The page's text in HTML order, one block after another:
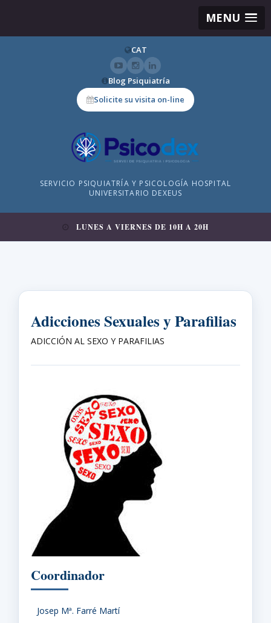
MENU
CAT
Blog Psiquiatría
Solicite su visita on-line
SERVICIO PSIQUIATRÍA Y PSICOLOGÍA HOSPITAL
UNIVERSITARIO DEXEUS
LUNES A VIERNES DE 10H A 20H
Adicciones Sexuales y Parafilias
ADICCIÓN AL SEXO Y PARAFILIAS
Coordinador
Josep Mª. Farré Martí